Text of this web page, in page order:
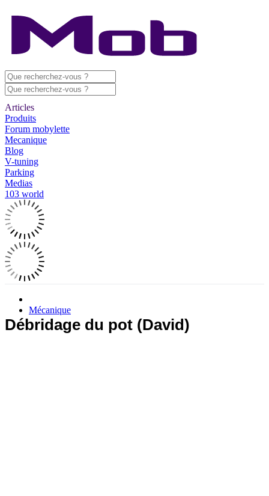
Articles
Produits
Forum mobylette
Mecanique
Blog
V-tuning
Parking
Medias
103 world
Mécanique
Débridage du pot (David)